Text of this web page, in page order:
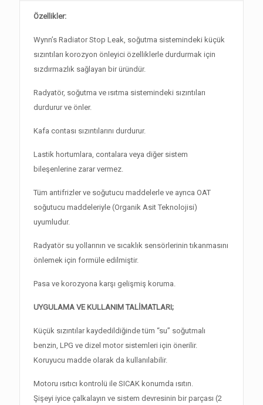
Özellikler:
Wynn’s Radiator Stop Leak, soğutma sistemindeki küçük
sızıntıları korozyon önleyici özelliklerle durdurmak için
sızdırmazlık sağlayan bir üründür.
Radyatör, soğutma ve ısıtma sistemindeki sızıntıları
durdurur ve önler.
Kafa contası sızıntılarını durdurur.
Lastik hortumlara, contalara veya diğer sistem
bileşenlerine zarar vermez.
Tüm antifrizler ve soğutucu maddelerle ve ayrıca OAT
soğutucu maddeleriyle (Organik Asit Teknolojisi)
uyumludur.
Radyatör su yollarının ve sıcaklık sensörlerinin tıkanmasını
önlemek için formüle edilmiştir.
Pasa ve korozyona karşı gelişmiş koruma.
UYGULAMA VE KULLANIM TALİMATLARI;
Küçük sızıntılar kaydedildiğinde tüm “su” soğutmalı
benzin, LPG ve dizel motor sistemleri için önerilir.
Koruyucu madde olarak da kullanılabilir.
Motoru ısıtıcı kontrolü ile SICAK konumda ısıtın.
Şişeyi iyice çalkalayın ve sistem devresinin bir parçası (2